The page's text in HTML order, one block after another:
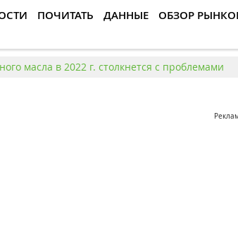
ПОЧИТАТЬ ДАННЫЕ ОБЗОР
масла в 2022 г. столкнется с проблемами